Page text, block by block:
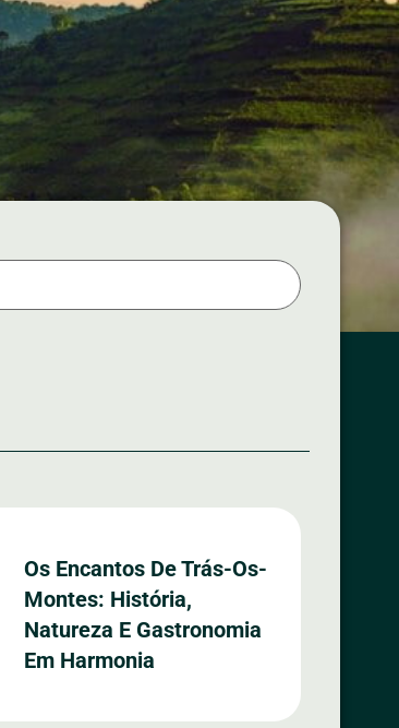
Os Encantos De Trás-Os-
Montes: História,
Natureza E Gastronomia
Em Harmonia